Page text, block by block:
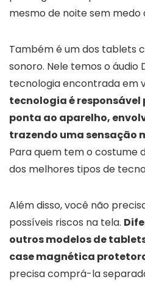
mesmo de noite sem medo
Também é um dos tablets
sonoro. Nele temos o áudio
tecnologia encontrada em
tecnologia é
ponta ao aparelho,
trazendo uma sensação
Para quem tem o costume
dos melhores tipos de
Além disso, você não
possíveis riscos na tela.
outros modelos de
case magnética
precisa comprá-la